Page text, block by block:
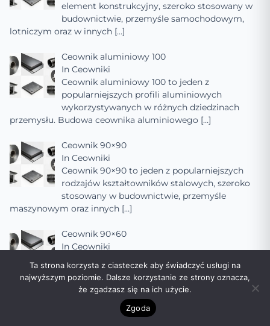
element konstrukcyjny, szeroko stosowany w
budownictwie, przemyśle samochodowym,
lotniczym oraz w innych […]
Ceownik aluminiowy 100
In Ceowniki
Ceownik aluminiowy 100 to jeden z
popularniejszych profili aluminiowych
wykorzystywanych w różnych dziedzinach
przemysłu. Budowa ceownika aluminiowego […]
Ceownik 90×90
In Ceowniki
Ceownik 90×90 to jeden z popularniejszych
rodzajów kształtowników stalowych, szeroko
stosowany w budownictwie, przemyśle
maszynowym oraz innych […]
Ceownik 90×60
In Ceowniki
Ceownik 90×60 to popularny element
konstrukcyjny wykorzystywany w
budownictwie, inżynierii mechanicznej oraz
innych dziedzinach, gdzie wymagana jest
Ta strona korzysta z ciasteczek aby świadczyć usługi na
najwyższym poziomie. Dalsze korzystanie ze strony oznacza,
że zgadzasz się na ich użycie.
Zgoda